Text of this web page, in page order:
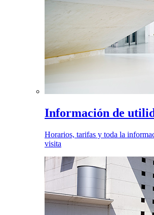
Información de
Horarios, tarifas y toda la
visita